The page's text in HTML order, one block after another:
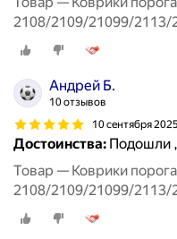
2108/2109/21099/2113/
передние
Андрей Б.
10 отзывов
10 сентября 2025
Достоинства: Подошли ,
Товар — Коврики
2108/2109/21099/2113/
передние